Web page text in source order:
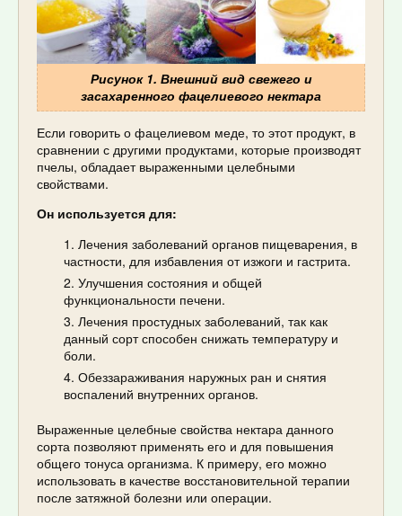
Рисунок 1. Внешний вид свежего и
засахаренного фацелиевого нектара
Если говорить о фацелиевом меде, то этот продукт, в
сравнении с другими продуктами, которые производят
пчелы, обладает выраженными целебными
свойствами.
Он используется для:
Лечения заболеваний органов пищеварения, в
частности, для избавления от изжоги и гастрита.
Улучшения состояния и общей
функциональности печени.
Лечения простудных заболеваний, так как
данный сорт способен снижать температуру и
боли.
Обеззараживания наружных ран и снятия
воспалений внутренних органов.
Выраженные целебные свойства нектара данного
сорта позволяют применять его и для повышения
общего тонуса организма. К примеру, его можно
использовать в качестве восстановительной терапии
после затяжной болезни или операции.